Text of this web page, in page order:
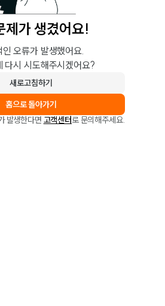
제가 생겼어요!
인 오류가 발생했어요.
다시 시도해주시겠어요?
새로고침하기
홈으로 돌아가기
발생한다면 고객센터로 문의해주세요.